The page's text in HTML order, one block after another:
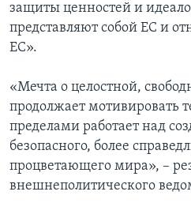
защиты ценностей и
представляют собой ЕС и
ЕС».
«Мечта о целостной,
продолжает мотивировать
пределами работает над
безопасного, более
процветающего мира», –
внешнеполитического